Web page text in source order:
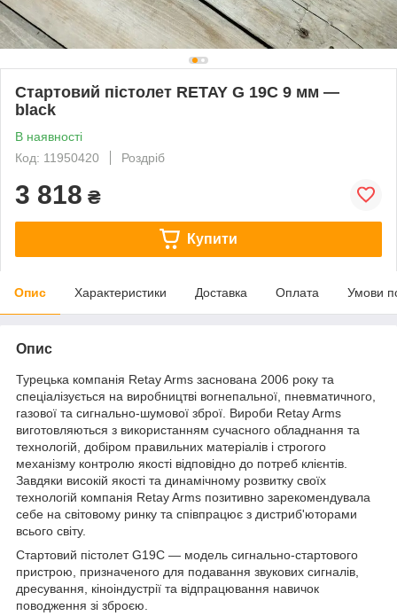
Стартовий пістолет RETAY G 19С 9 мм —
black
В наявності
Код: 11950420
Роздріб
3 818 ₴
Купити
Опис Характеристики Доставка Оплата Умови
Опис
Турецька компанія Retay Arms заснована 2006 року та
спеціалізується на виробництві вогнепальної, пневматичного,
газової та сигнально-шумової зброї. Вироби Retay Arms
виготовляються з використанням сучасного обладнання та
технологій, добіром правильних матеріалів і строгого
механізму контролю якості відповідно до потреб клієнтів.
Завдяки високій якості та динамічному розвитку своїх
технологій компанія Retay Arms позитивно зарекомендувала
себе на світовому ринку та співпрацює з дистриб'юторами
всього світу.
Стартовий пістолет G19С — модель сигнально-стартового
пристрою, призначеного для подавання звукових сигналів,
дресування, кіноіндустрії та відпрацювання навичок
поводження зі зброєю.